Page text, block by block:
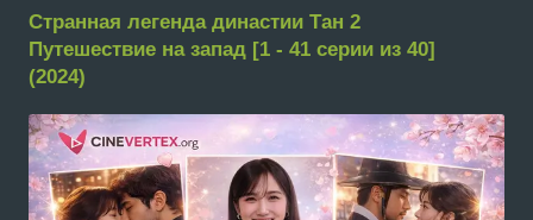
Странная легенда династии Тан 2
Путешествие на запад [1 - 41 серии из 40]
(2024)